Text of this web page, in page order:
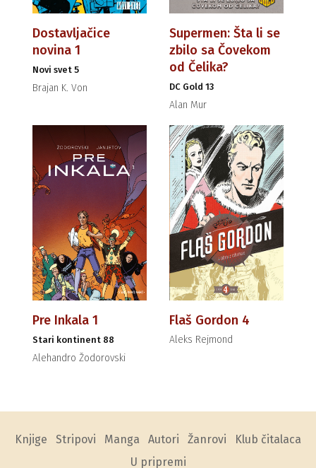
Dostavljačice
novina 1
Novi svet 5
Brajan K. Von
Supermen: Šta li se
zbilo sa Čovekom
od Čelika?
DC Gold 13
Alan Mur
Pre Inkala 1
Stari kontinent 88
Alehandro Žodorovski
Flaš Gordon 4
Aleks Rejmond
Knjige Stripovi Manga Autori Žanrovi
Klub čitalaca
U pripremi